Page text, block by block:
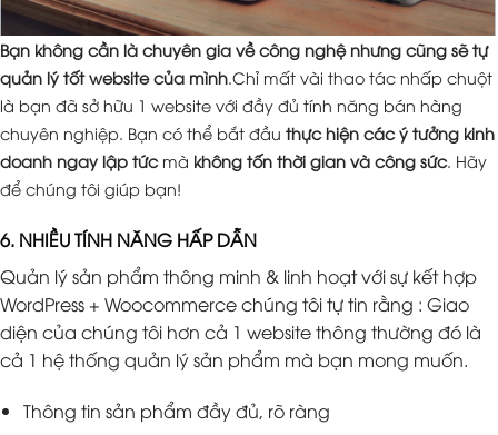
Bạn không cần là chuyên gia về công nghệ nhưng cũng sẽ tự
quản lý tốt website của mình.Chỉ mất vài thao tác nhấp chuột
là bạn đã sở hữu 1 website với đầy đủ tính năng bán hàng
chuyên nghiệp. Bạn có thể bắt đầu thực hiện các ý tưởng kinh
doanh ngay lập tứcmà không tốn thời gian và công sức. Hãy
để chúng tôi giúp bạn!
6. NHIỀU TÍNH NĂNG HẤP DẪN
Quản lý sản phẩm thông minh & linh hoạt với sự kết hợp
WordPress + Woocommerce chúng tôi tự tin rằng : Giao
diện của chúng tôi hơn cả 1 website thông thường đó là
cả 1 hệ thống quản lý sản phẩm mà bạn mong muốn.
Thông tin sản phẩm đầy đủ, rõ ràng